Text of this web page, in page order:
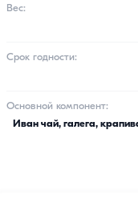
Вес:
Срок годности:
Основной компонент:
Иван чай, галега,